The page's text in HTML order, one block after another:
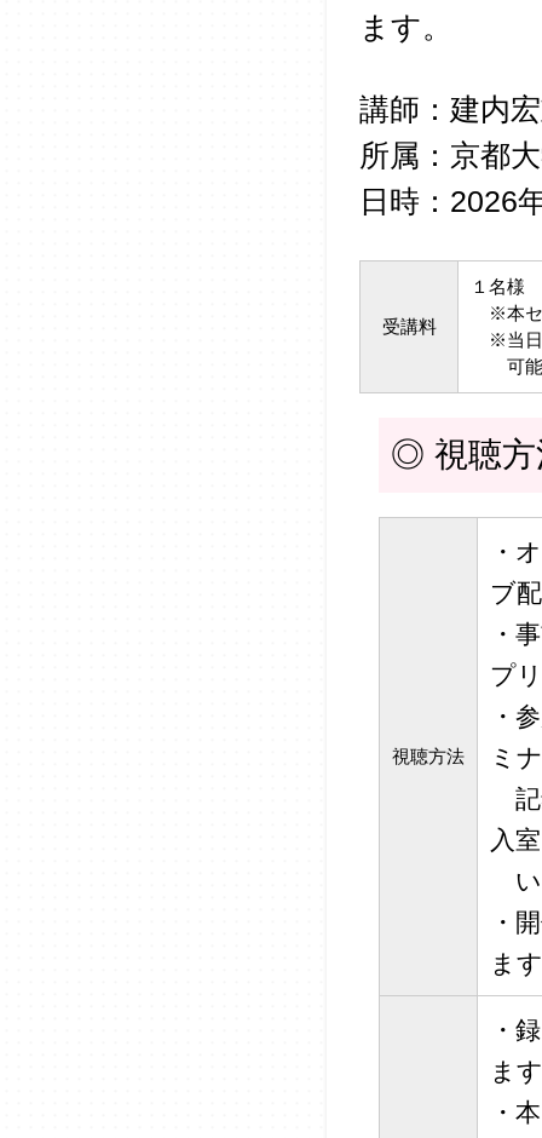
ます。
講師：建内
所属：京都
日時：2026
受講料
１名様
※本セ
※当日
可能
◎ 視聴方
視聴方法
・
ブ
・
プ
・
ミ
記
入
い
・
ま
・
ま
・